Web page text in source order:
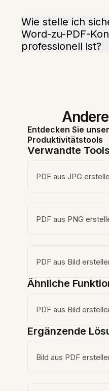
Wie stelle ich
Word-zu-PDF-
professionell ist?
Entdecken Sie
Produktivitätstools
Verwandte Tools
PDF aus JPG
PDF aus PNG
PDF aus Bild
Ähnliche
PDF aus Bild
Ergänzende
Bild aus PDF